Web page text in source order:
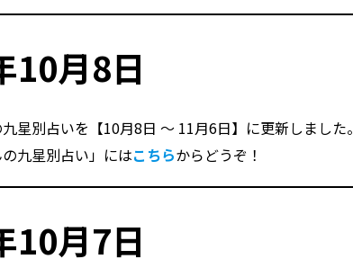
10月8日
星別占いを【10月8日 〜 11月6日】に更新しました。
の九星別占い」にはこちらからどうぞ！
10月7日